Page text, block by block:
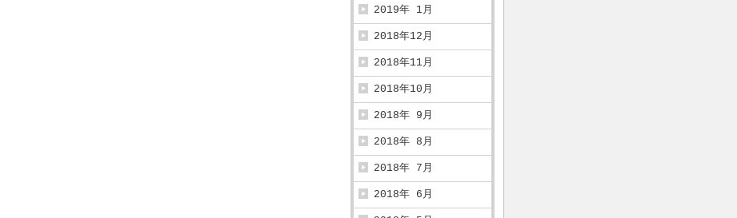
2019年 1月
2018年12月
2018年11月
2018年10月
2018年 9月
2018年 8月
2018年 7月
2018年 6月